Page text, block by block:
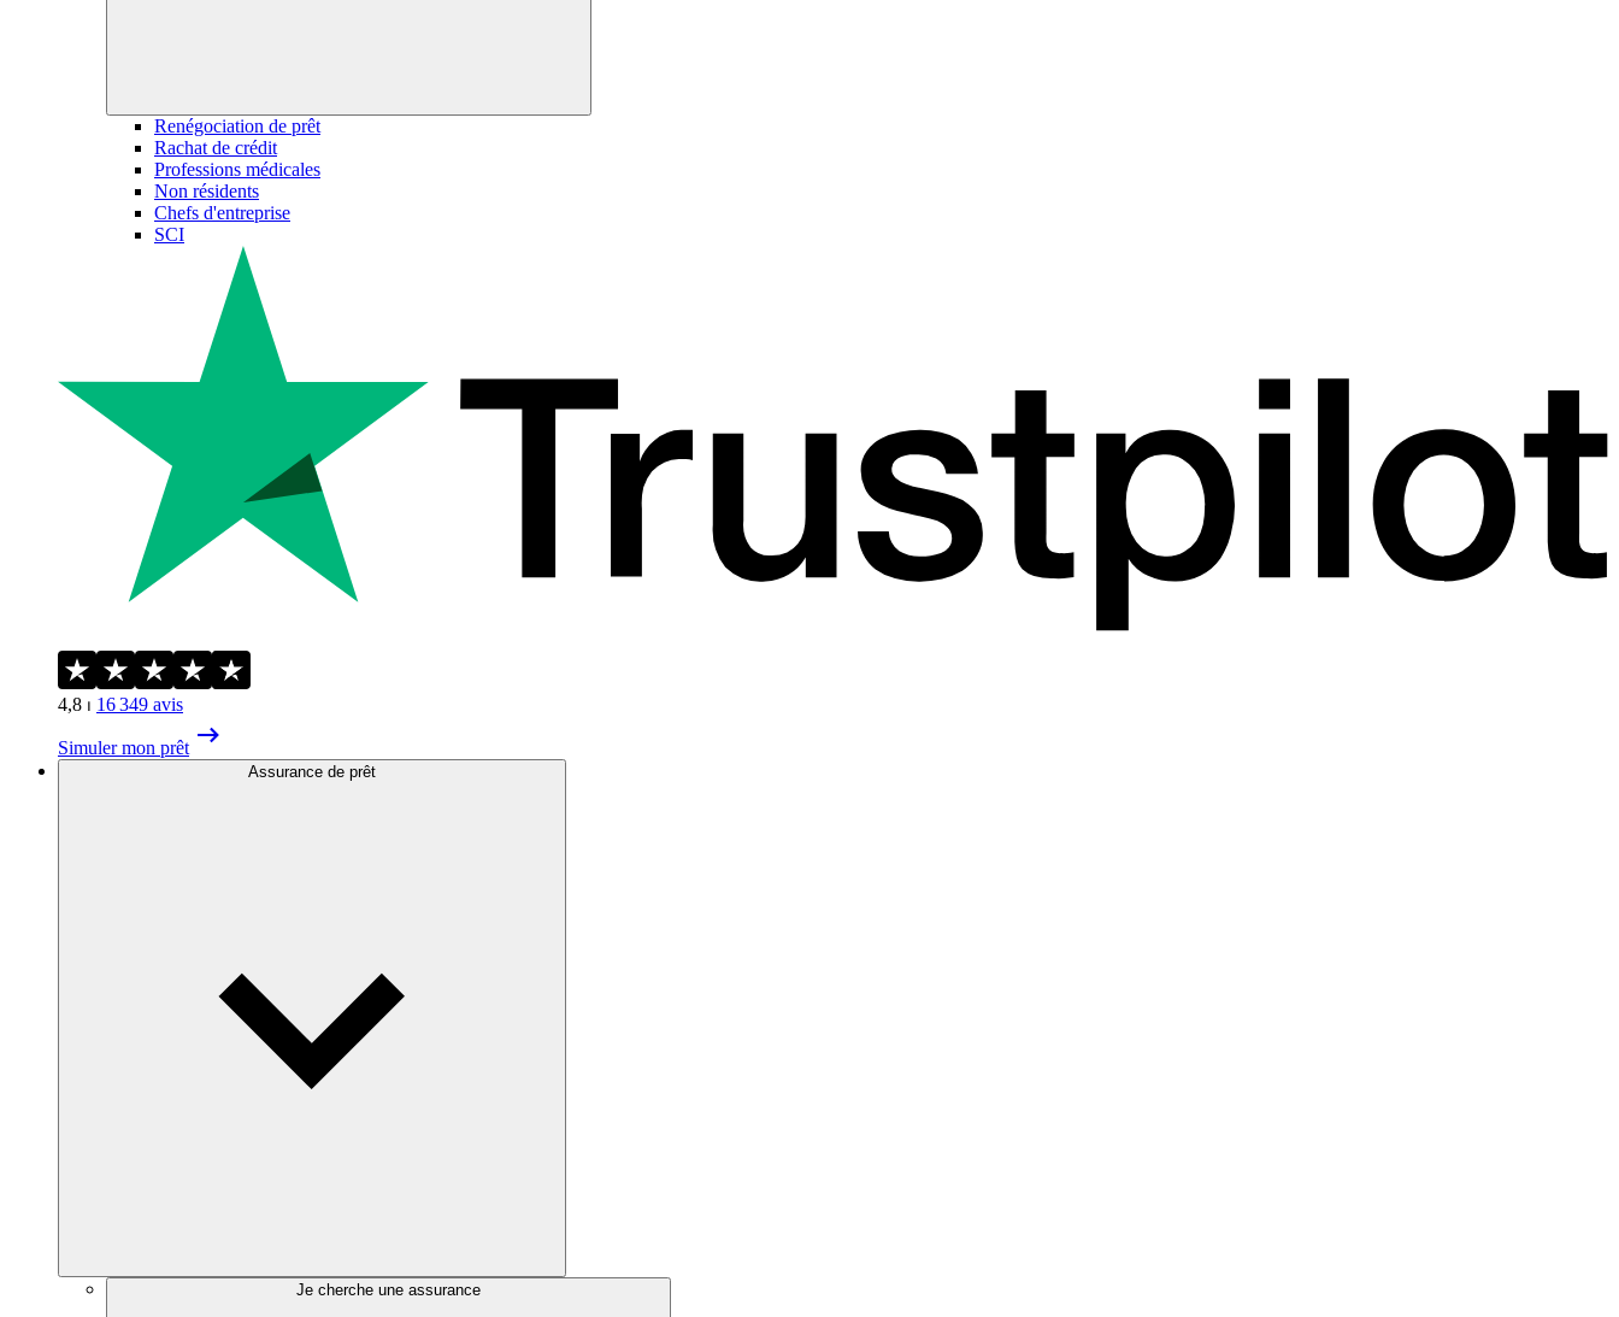
Renégociation de prêt
Rachat de crédit
Professions médicales
Non résidents
Chefs d'entreprise
SCI
4,8 ⏐ 16 349 avis
Simuler mon prêt
Assurance de prêt
Je cherche une assurance